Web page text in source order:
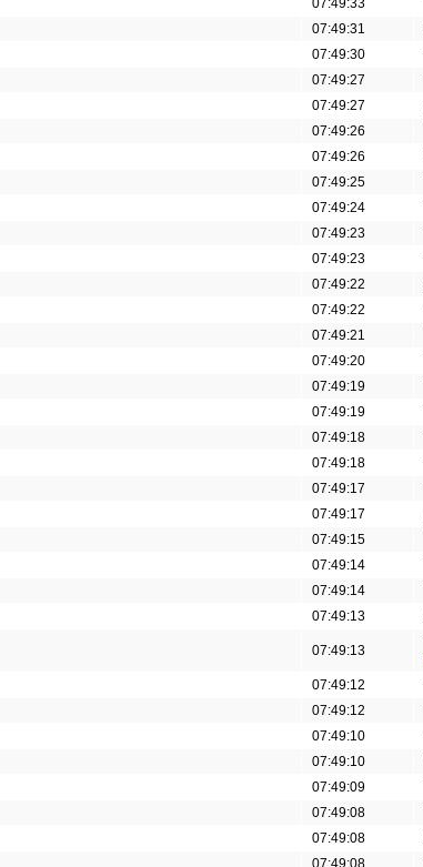
07:49:31
07:49:30
07:49:27
07:49:27
07:49:26
07:49:26
07:49:25
07:49:24
07:49:23
07:49:23
07:49:22
07:49:22
07:49:21
07:49:20
07:49:19
07:49:19
07:49:18
07:49:18
07:49:17
07:49:17
07:49:15
07:49:14
07:49:14
07:49:13
07:49:13
07:49:12
07:49:12
07:49:10
07:49:10
07:49:09
07:49:08
07:49:08
07:49:08